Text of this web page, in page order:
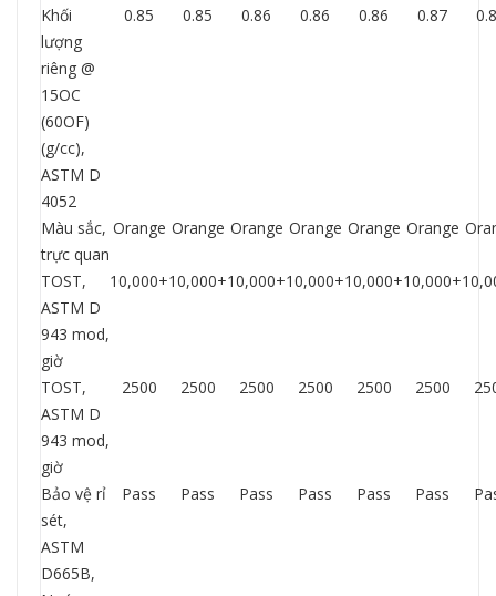
Khối
lượng
riêng @
15OC
(60OF)
(g/cc),
ASTM D
4052
0.85 0.85 0.86 0.86 0.86 0.87
Màu sắc,
trực quan
Orange Orange Orange Orange Orange Orange
TOST,
ASTM D
943 mod,
giờ
10,000+10,000+10,000+10,000+10,000+10,000+
TOST,
ASTM D
943 mod,
giờ
2500 2500 2500 2500 2500 2500
Bảo vệ rỉ
sét,
ASTM
D665B,
Pass Pass Pass Pass Pass Pass